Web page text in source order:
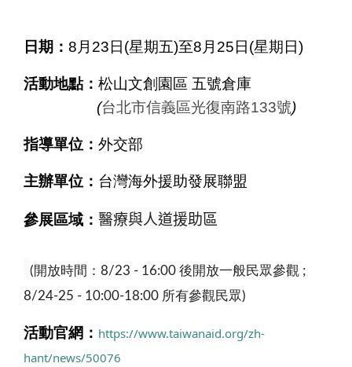
日期： 8月23日(星期五)至8月25日(星期日)
活動地點： 松山文創園區 五號倉庫
(台北市信義區光復南路133號)
指導單位： 外交部
主辦單位： 台灣海外援助發展聯盟
參展區域： 醫療與人道援助區
(開放時間：8/23 - 16:00 後開放一般民眾參觀 ;
8/24-25 - 10:00-18:00 所有參觀民眾)
活動官網： https://www.taiwanaid.org/zh-
hant/news/50076